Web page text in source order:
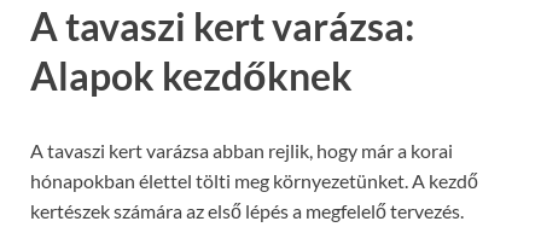
A tavaszi kert varázsa:
Alapok kezdőknek
A tavaszi kert varázsa abban rejlik, hogy már a korai
hónapokban élettel tölti meg környezetünket. A kezdő
kertészek számára az első lépés a megfelelő tervezés.